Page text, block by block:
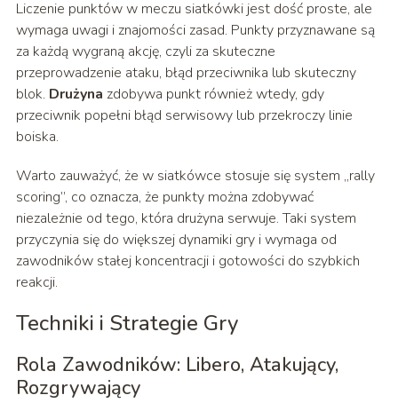
Liczenie punktów w meczu siatkówki jest dość proste, ale
wymaga uwagi i znajomości zasad. Punkty przyznawane są
za każdą wygraną akcję, czyli za skuteczne
przeprowadzenie ataku, błąd przeciwnika lub skuteczny
blok. Drużyna zdobywa punkt również wtedy, gdy
przeciwnik popełni błąd serwisowy lub przekroczy linie
boiska.
Warto zauważyć, że w siatkówce stosuje się system „rally
scoring”, co oznacza, że punkty można zdobywać
niezależnie od tego, która drużyna serwuje. Taki system
przyczynia się do większej dynamiki gry i wymaga od
zawodników stałej koncentracji i gotowości do szybkich
reakcji.
Techniki i Strategie Gry
Rola Zawodników: Libero, Atakujący,
Rozgrywający